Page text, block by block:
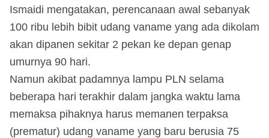
Ismaidi mengatakan, perencanaan awal sebanyak
100 ribu lebih bibit udang vaname yang ada dikolam
akan dipanen sekitar 2 pekan ke depan genap
umurnya 90 hari.
Namun akibat padamnya lampu PLN selama
beberapa hari terakhir dalam jangka waktu lama
memaksa pihaknya harus memanen terpaksa
(prematur) udang vaname yang baru berusia 75